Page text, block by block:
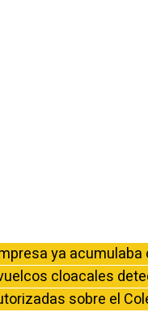
ya
cloacales
sobre el